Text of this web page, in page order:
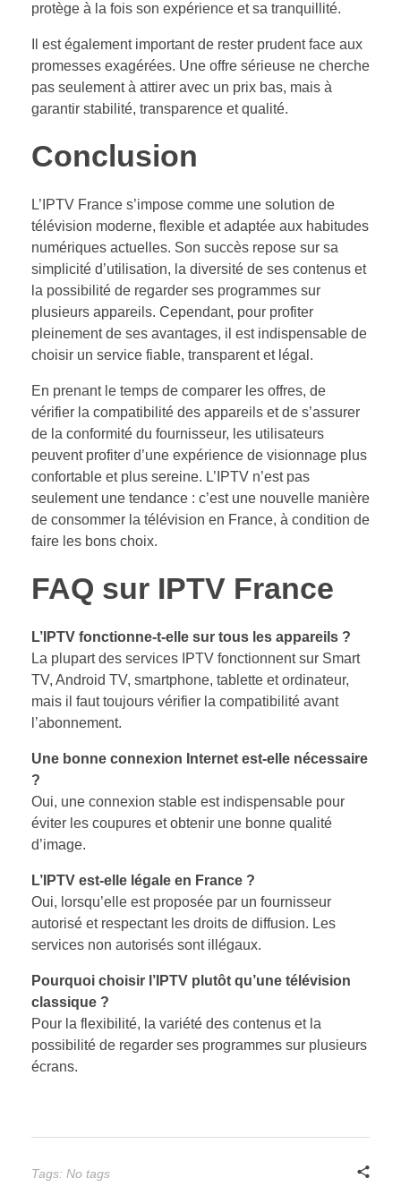
protège à la fois son expérience et sa tranquillité.
Il est également important de rester prudent face aux
promesses exagérées. Une offre sérieuse ne cherche
pas seulement à attirer avec un prix bas, mais à
garantir stabilité, transparence et qualité.
Conclusion
L’IPTV France s’impose comme une solution de
télévision moderne, flexible et adaptée aux habitudes
numériques actuelles. Son succès repose sur sa
simplicité d’utilisation, la diversité de ses contenus et
la possibilité de regarder ses programmes sur
plusieurs appareils. Cependant, pour profiter
pleinement de ses avantages, il est indispensable de
choisir un service fiable, transparent et légal.
En prenant le temps de comparer les offres, de
vérifier la compatibilité des appareils et de s’assurer
de la conformité du fournisseur, les utilisateurs
peuvent profiter d’une expérience de visionnage plus
confortable et plus sereine. L’IPTV n’est pas
seulement une tendance : c’est une nouvelle manière
de consommer la télévision en France, à condition de
faire les bons choix.
FAQ sur IPTV France
L’IPTV fonctionne-t-elle sur tous les appareils ?
La plupart des services IPTV fonctionnent sur Smart
TV, Android TV, smartphone, tablette et ordinateur,
mais il faut toujours vérifier la compatibilité avant
l’abonnement.
Une bonne connexion Internet est-elle nécessaire
?
Oui, une connexion stable est indispensable pour
éviter les coupures et obtenir une bonne qualité
d’image.
L’IPTV est-elle légale en France ?
Oui, lorsqu’elle est proposée par un fournisseur
autorisé et respectant les droits de diffusion. Les
services non autorisés sont illégaux.
Pourquoi choisir l’IPTV plutôt qu’une télévision
classique ?
Pour la flexibilité, la variété des contenus et la
possibilité de regarder ses programmes sur plusieurs
écrans.
Tags: No tags